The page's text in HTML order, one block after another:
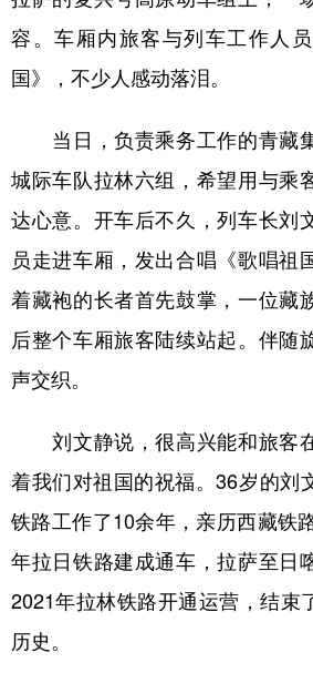
容。车厢内旅客与列车工作人
国》，不少人感动落泪。
当日，负责乘务工作的青藏
城际车队拉林六组，希望用与乘
达心意。开车后不久，列车长刘
员走进车厢，发出合唱《歌唱祖
着藏袍的长者首先鼓掌，一位藏
后整个车厢旅客陆续站起。伴随
声交织。
刘文静说，很高兴能和旅客
着我们对祖国的祝福。36岁的刘
铁路工作了10余年，亲历西藏铁
年拉日铁路建成通车，拉萨至日
2021年拉林铁路开通运营，结束
历史。